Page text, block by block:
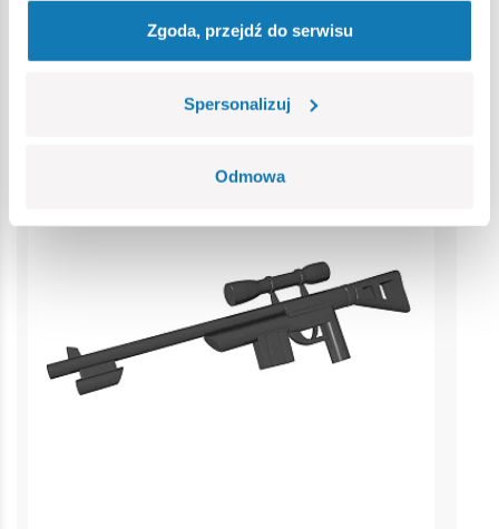
Zgoda, przejdź do serwisu
Spersonalizuj
Odmowa
Bestsellery w kategorii